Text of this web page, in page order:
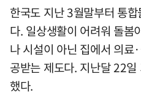
한국도 지난 3월말부터 통
다. 일상생활이 어려워 돌봄
나 시설이 아닌 집에서 의료
공받는 제도다. 지난달 22
했다.